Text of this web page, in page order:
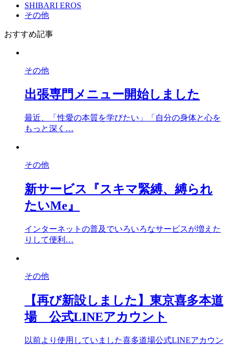
SHIBARI EROS
その他
おすすめ記事
その他
出張専門メニュー開始しました
最近、「性愛の本質を学びたい」「自分の身体と心を
もっと深く…
その他
新サービス『スキマ緊縛、縛られ
たいMe』
インターネットの普及でいろいろなサービスが増えた
りして便利…
その他
【再び新設しました】東京喜多本道
場 公式LINEアカウント
以前より使用していました喜多道場公式LINEアカウン